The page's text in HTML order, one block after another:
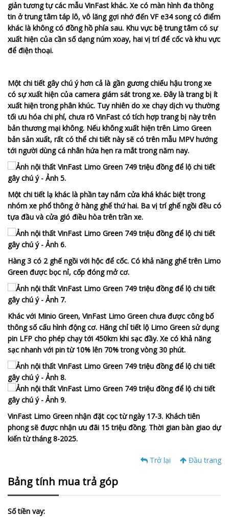
giản tương tự các mẫu VinFast khác. Xe có màn hình đa thông
tin ở trung tâm táp lô, vô lăng gợi nhớ đến VF e34 song có điểm
khác là không có đồng hồ phía sau. Khu vực bệ trung tâm có sự
xuất hiện của cần số dạng núm xoay, hai vị trí để cốc và khu vực
để điện thoại.
Một chi tiết gây chú ý hơn cả là gần gương chiếu hậu trong xe
có sự xuất hiện của camera giám sát trong xe. Đây là trang bị ít
xuất hiện trong phân khúc. Tuy nhiên do xe chạy dịch vụ thường
tối ưu hóa chi phí, chưa rõ VinFast có tích hợp trang bị này trên
bản thương mại không. Nếu không xuất hiện trên Limo Green
bản sản xuất, rất có thể chi tiết này sẽ có trên mẫu MPV hướng
tới người dùng cá nhân hứa hẹn ra mắt trong năm nay.
Một chi tiết lạ khác là phần tay nắm cửa khá khác biệt trong
nhóm xe phổ thông ở hàng ghế thứ hai. Ba vị trí ghế ngồi đều có
tựa đầu và cửa gió điều hòa trên trần xe.
Hàng 3 có 2 ghế ngồi với hộc để cốc. Có khả năng ghế trên Limo
Green được bọc nỉ, cốp đóng mở cơ.
Khác với Minio Green, VinFast Limo Green chưa được công bố
thông số cấu hình động cơ. Hãng chỉ tiết lộ Limo Green sử dụng
pin LFP cho phép chạy tới 450km khi sạc đầy. Xe có khả năng
sạc nhanh với pin từ 10% lên 70% trong vòng 30 phút.
VinFast Limo Green nhận đặt cọc từ ngày 17-3. Khách tiên
phong sẽ được nhận ưu đãi 15 triệu đồng. Thời gian bàn giao dự
kiến từ tháng 8-2025.
Trở lại Đầu trang
Bảng tính mua trả góp
Số tiền vay: